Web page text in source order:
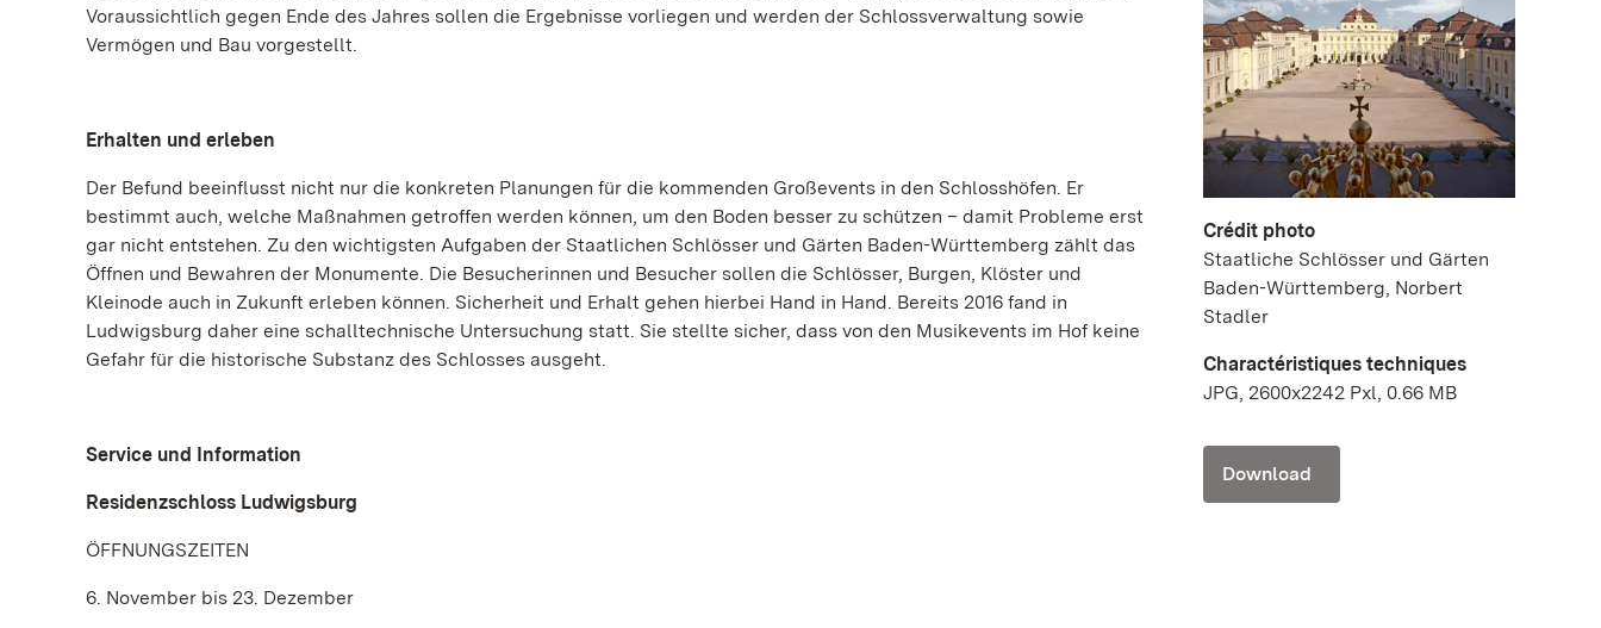
Voraussichtlich gegen Ende des Jahres sollen die Ergebnisse vorliegen und werden der Schlossverwaltung sowie
Vermögen und Bau vorgestellt.
Erhalten und erleben
Der Befund beeinflusst nicht nur die konkreten Planungen für die kommenden Großevents in den Schlosshöfen. Er
bestimmt auch, welche Maßnahmen getroffen werden können, um den Boden besser zu schützen – damit Probleme erst
gar nicht entstehen. Zu den wichtigsten Aufgaben der Staatlichen Schlösser und Gärten Baden-Württemberg zählt das
Öffnen und Bewahren der Monumente. Die Besucherinnen und Besucher sollen die Schlösser, Burgen, Klöster und
Kleinode auch in Zukunft erleben können. Sicherheit und Erhalt gehen hierbei Hand in Hand. Bereits 2016 fand in
Ludwigsburg daher eine schalltechnische Untersuchung statt. Sie stellte sicher, dass von den Musikevents im Hof keine
Gefahr für die historische Substanz des Schlosses ausgeht.
Service und Information
Residenzschloss Ludwigsburg
ÖFFNUNGSZEITEN
6. November bis 23. Dezember
Crédit photo
Staatliche Schlösser und Gärten
Baden-Württemberg, Norbert
Stadler
Charactéristiques techniques
JPG, 2600x2242 Pxl, 0.66 MB
Download